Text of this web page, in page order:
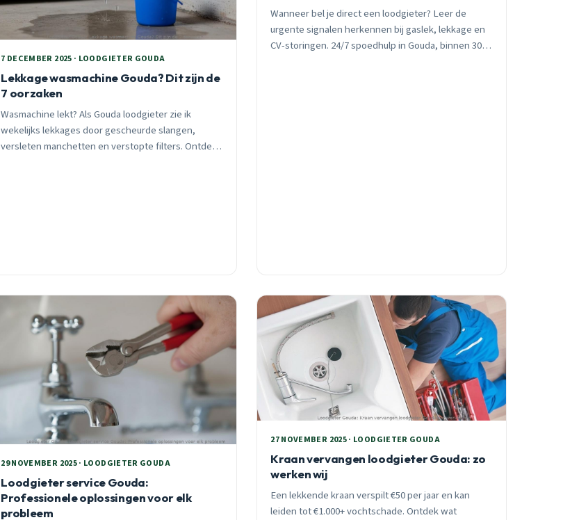
7 DECEMBER 2025 · LOODGIETER GOUDA
Lekkage wasmachine Gouda? Dit zijn de
7 oorzaken
Wasmachine lekt? Als Gouda loodgieter zie ik
wekelijks lekkages door gescheurde slangen,
versleten manchetten en verstopte filters. Ontdek
Wanneer bel je direct een loodgieter? Leer de
urgente signalen herkennen bij gaslek, lekkage en
CV-storingen. 24/7 spoedhulp in Gouda, binnen 30
29 NOVEMBER 2025 · LOODGIETER GOUDA
Loodgieter service Gouda:
Professionele oplossingen voor elk
probleem
27 NOVEMBER 2025 · LOODGIETER GOUDA
Kraan vervangen loodgieter Gouda: zo
werken wij
Een lekkende kraan verspilt €50 per jaar en kan
leiden tot €1.000+ vochtschade. Ontdek wat